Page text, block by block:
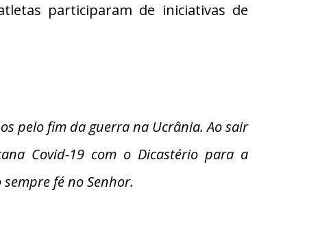
participaram de iniciativas de
pelo fim da guerra na Ucrânia. Ao sair
Covid-19 com o Dicastério para a
fé no Senhor.